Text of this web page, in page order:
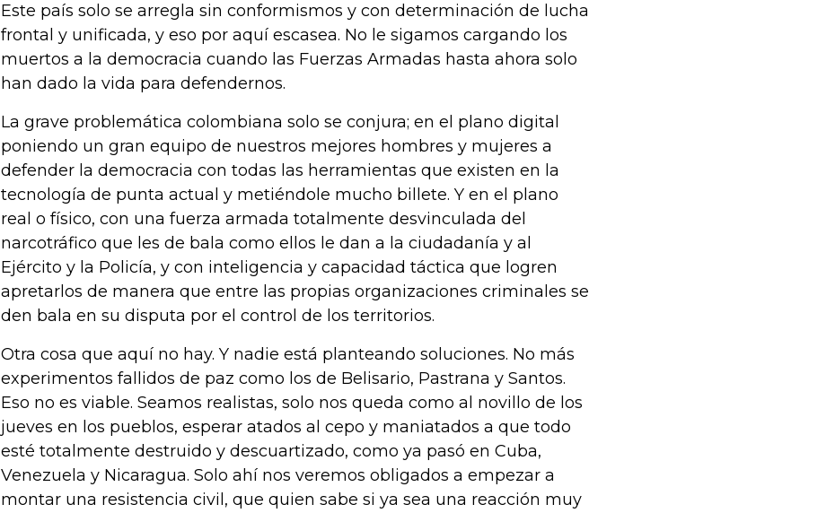
Este país solo se arregla sin conformismos y con determinación de lucha
frontal y unificada, y eso por aquí escasea. No le sigamos cargando los
muertos a la democracia cuando las Fuerzas Armadas hasta ahora solo
han dado la vida para defendernos.
La grave problemática colombiana solo se conjura; en el plano digital
poniendo un gran equipo de nuestros mejores hombres y mujeres a
defender la democracia con todas las herramientas que existen en la
tecnología de punta actual y metiéndole mucho billete. Y en el plano
real o físico, con una fuerza armada totalmente desvinculada del
narcotráfico que les de bala como ellos le dan a la ciudadanía y al
Ejército y la Policía, y con inteligencia y capacidad táctica que logren
apretarlos de manera que entre las propias organizaciones criminales se
den bala en su disputa por el control de los territorios.
Otra cosa que aquí no hay. Y nadie está planteando soluciones. No más
experimentos fallidos de paz como los de Belisario, Pastrana y Santos.
Eso no es viable. Seamos realistas, solo nos queda como al novillo de los
jueves en los pueblos, esperar atados al cepo y maniatados a que todo
esté totalmente destruido y descuartizado, como ya pasó en Cuba,
Venezuela y Nicaragua. Solo ahí nos veremos obligados a empezar a
montar una resistencia civil, que quien sabe si ya sea una reacción muy